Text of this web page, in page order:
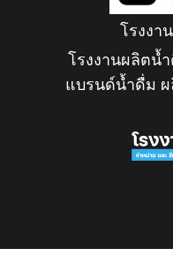
โรงงา
โรงงานผลิตน้
แบรนด์น้ำดื่ม